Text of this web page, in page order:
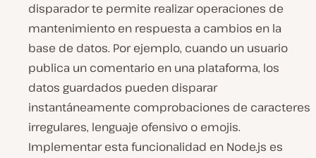
disparador te permite realizar operaciones de
mantenimiento en respuesta a cambios en la
base de datos. Por ejemplo, cuando un usuario
publica un comentario en una plataforma, los
datos guardados pueden disparar
instantáneamente comprobaciones de caracteres
irregulares, lenguaje ofensivo o emojis.
Implementar esta funcionalidad en Node.js es